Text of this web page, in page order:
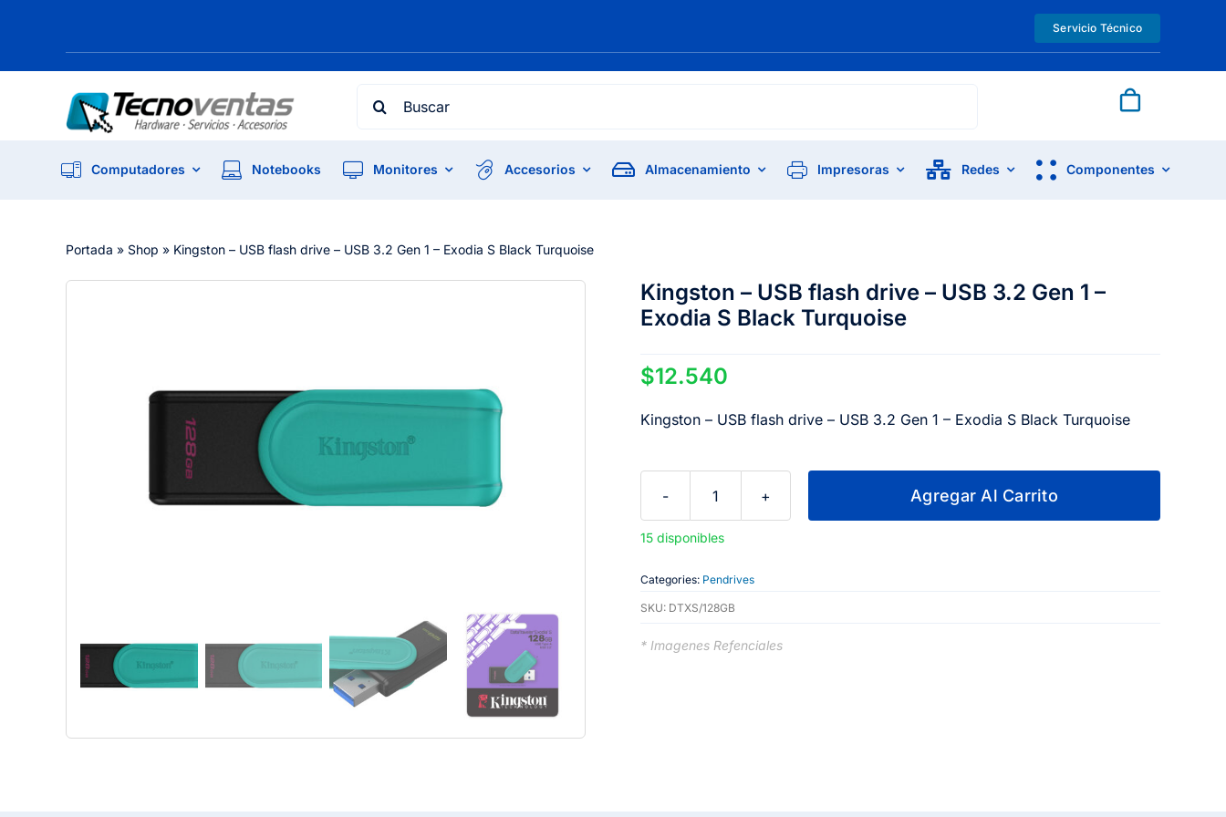
Servicio Técnico
Search
Computadores Notebooks Monitores Accesorios Almacenamiento Impresoras Redes Componentes
Portada » Shop » Kingston – USB flash drive – USB 3.2 Gen 1 – Exodia S Black Turquoise
Kingston – USB flash drive – USB 3.2 Gen 1 –
Exodia S Black Turquoise
$12.540
Kingston – USB flash drive – USB 3.2 Gen 1 – Exodia S Black Turquoise
Kingston
-
flash
drive
USB
Agregar Al Carrito
15 disponibles
Categories: Pendrives
SKU: DTXS/128GB
* Imagenes Refenciales